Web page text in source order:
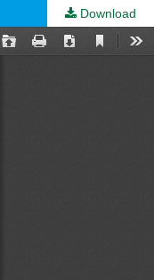
Download